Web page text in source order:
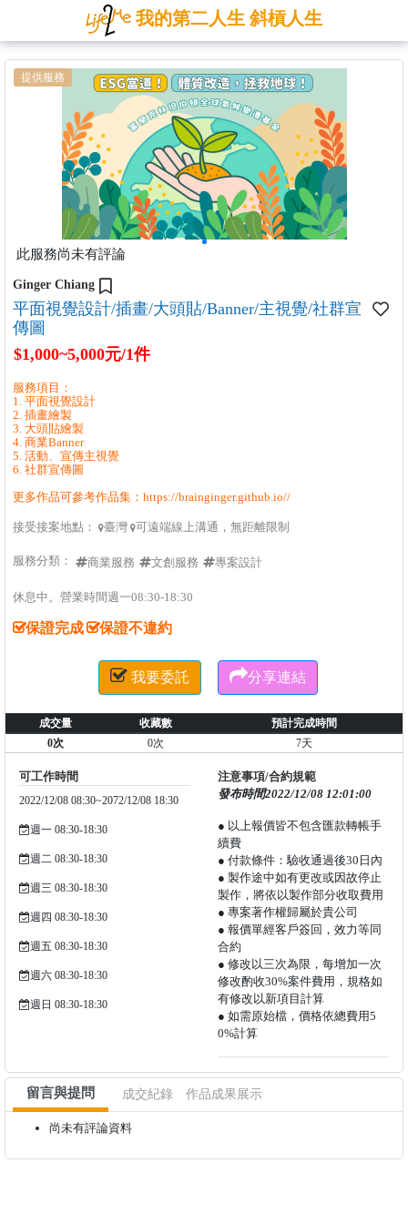
我的第二人生 斜槓人生
提供服務
此服務尚未有評論
Ginger Chiang
平面視覺設計/插畫/大頭貼/Banner/主視覺/社群宣
傳圖
$1,000~5,000元/1件
服務項目：
1. 平面視覺設計
2. 插畫繪製
3. 大頭貼繪製
4. 商業Banner
5. 活動、宣傳主視覺
6. 社群宣傳圖
更多作品可參考作品集：https://brainginger.github.io//
接受接案地點： 臺灣 可遠端線上溝通，無距離限制
服務分類： 商業服務 文創服務 專案設計
休息中。營業時間週一08:30-18:30
保證完成 保證不違約
 我要委託 分享連結
成交量 收藏數
預計完成時間
0次
0次 7天
可工作時間
2022/12/08 08:30~2072/12/08 18:30
週一 08:30-18:30
週二 08:30-18:30
週三 08:30-18:30
週四 08:30-18:30
週五 08:30-18:30
週六 08:30-18:30
週日 08:30-18:30
注意事項/合約規範
發布時間2022/12/08 12:01:00
● 以上報價皆不包含匯款轉帳手
續費
● 付款條件：驗收通過後30日內
● 製作途中如有更改或因故停止
製作，將依以製作部分收取費用
● 專案著作權歸屬於貴公司
● 報價單經客戶簽回，效力等同
合約
● 修改以三次為限，每增加一次
修改酌收30%案件費用，規格如
有修改以新項目計算
● 如需原始檔，價格依總費用5
0%計算
留言與提問 成交紀錄 作品成果展示
尚未有評論資料